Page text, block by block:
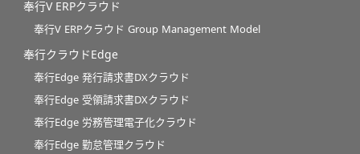
奉行V ERPクラウド
奉行V ERPクラウド Group Management Model
奉行クラウドEdge
奉行Edge 発行請求書DXクラウド
奉行Edge 受領請求書DXクラウド
奉行Edge 労務管理電子化クラウド
奉行Edge 勤怠管理クラウド